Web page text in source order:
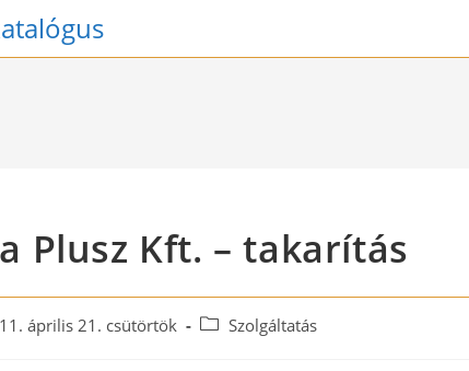
Plusz Kft. – takarítás
április 21. csütörtök
PostSzolgáltatás